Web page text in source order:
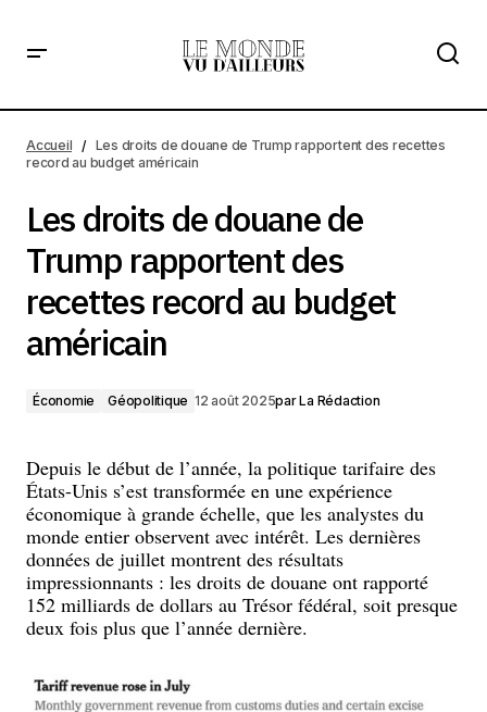
record au budget américain
Accueil
Les droits de douane de Trump rapportent des recettes
record au budget américain
Les droits de douane de
Trump rapportent des
recettes record au budget
américain
Économie Géopolitique 12 août 2025parLa Rédaction
Depuis le début de l’année, la politique tarifaire des
États-Unis s’est transformée en une expérience
économique à grande échelle, que les analystes du
monde entier observent avec intérêt. Les dernières
données de juillet montrent des résultats
impressionnants : les droits de douane ont rapporté
152 milliards de dollars au Trésor fédéral, soit presque
deux fois plus que l’année dernière.